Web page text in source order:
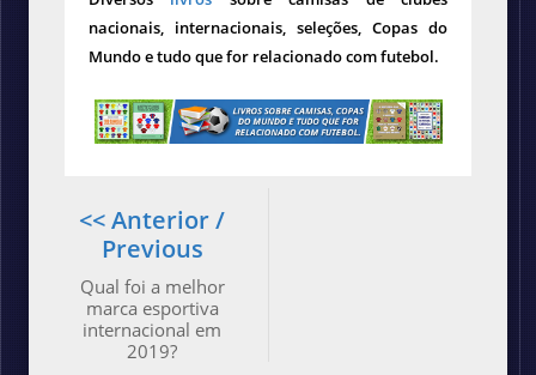
nacionais, internacionais, seleções, Copas do
Mundo e tudo que for relacionado com futebol.
<< Anterior /
Previous
Qual foi a melhor
marca esportiva
internacional em
2019?